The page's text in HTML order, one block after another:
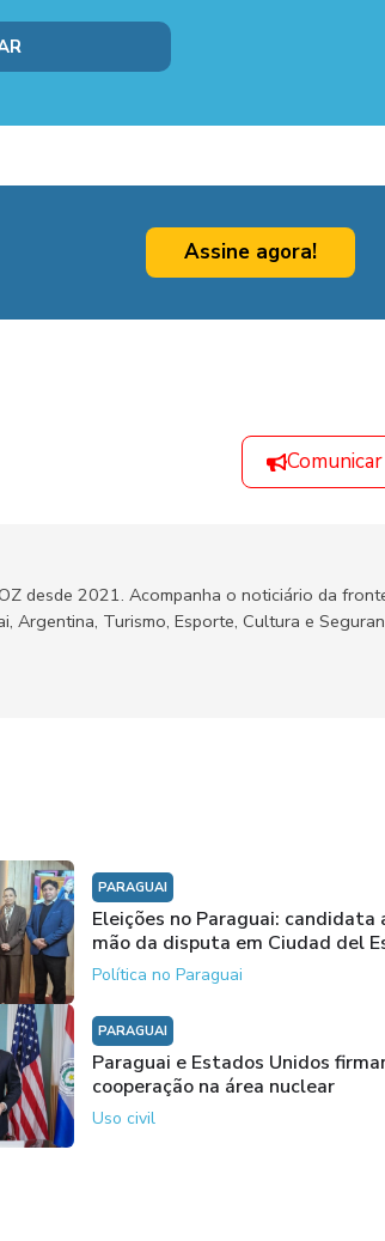
Assine agora!
desde 2021. Acompanha o noticiário da
Argentina, Turismo, Esporte, Cultura e
PARAGUAI
Eleições no Paraguai: candidata
mão da disputa em Ciudad del
Política no Paraguai
PARAGUAI
Paraguai e Estados Unidos
cooperação na área nuclear
Uso civil